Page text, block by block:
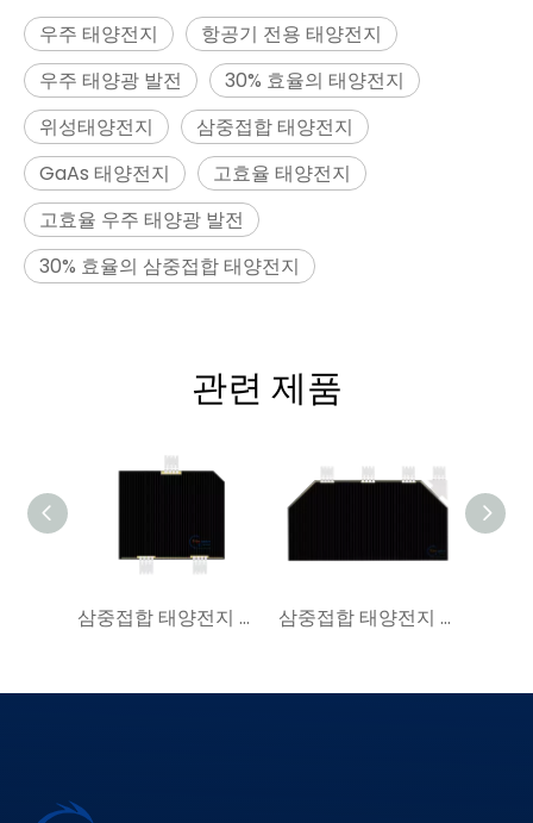
우주 태양전지
항공기 전용 태양전지
우주 태양광 발전
30% 효율의 태양전지
위성태양전지
삼중접합 태양전지
GaAs 태양전지
고효율 태양전지
고효율 우주 태양광 발전
30% 효율의 삼중접합 태양전지
관련 제품
삼중접합 태양전지 GaAs CIC | 30% 효율성 | SC-3GA-1 위성용 우주태양전지 삼중접합 태양전지 GaAs CIC | 30% 효율성 | SC-3GA-3 YIM SPACE에서 삼중접합 GaAs 태양전지 구매 - 직접 제조사